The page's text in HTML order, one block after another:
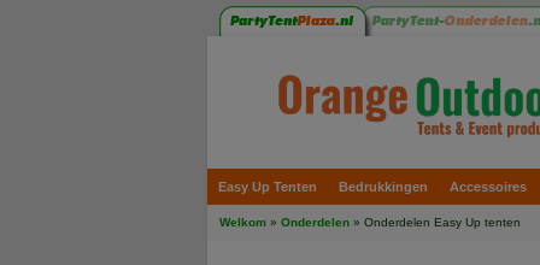
Easy Up Tenten Bedrukkingen Accessoires
Welkom » Onderdelen » Onderdelen Easy Up tenten